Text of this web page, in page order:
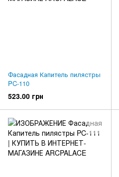
Фасадная Капитель пилястры
PC-110
523.00 грн